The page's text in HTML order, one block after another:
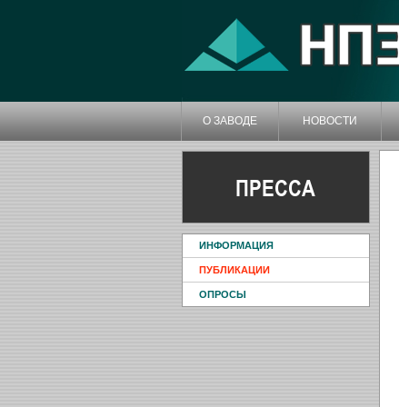
О ЗАВОДЕ НОВОСТИ
ПРЕССА
ИНФОРМАЦИЯ
ПУБЛИКАЦИИ
ОПРОСЫ